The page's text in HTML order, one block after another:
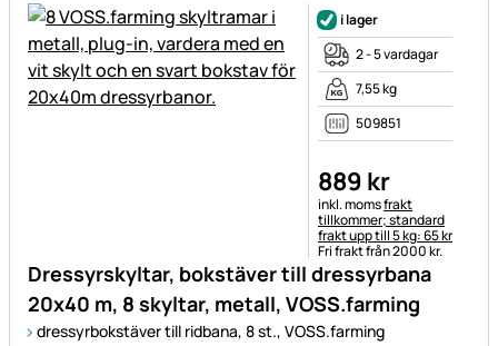
Dressyrskyltar, bokstäver till dressyrbana
20x40 m, 8 skyltar, metall, VOSS.farming
dressyrbokstäver till ridbana, 8 st., VOSS.farming
i lager
2 - 5 vardagar
7,55 kg
509851
889 kr
Skatteinformation:
inkl. momsfrakt
tillkommer; standard
frakt upp till 5 kg: 65 kr
Fri frakt från 2000 kr.